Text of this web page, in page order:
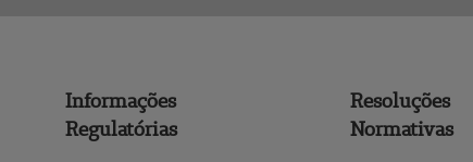
Informações
Regulatórias
Resoluções
Normativas